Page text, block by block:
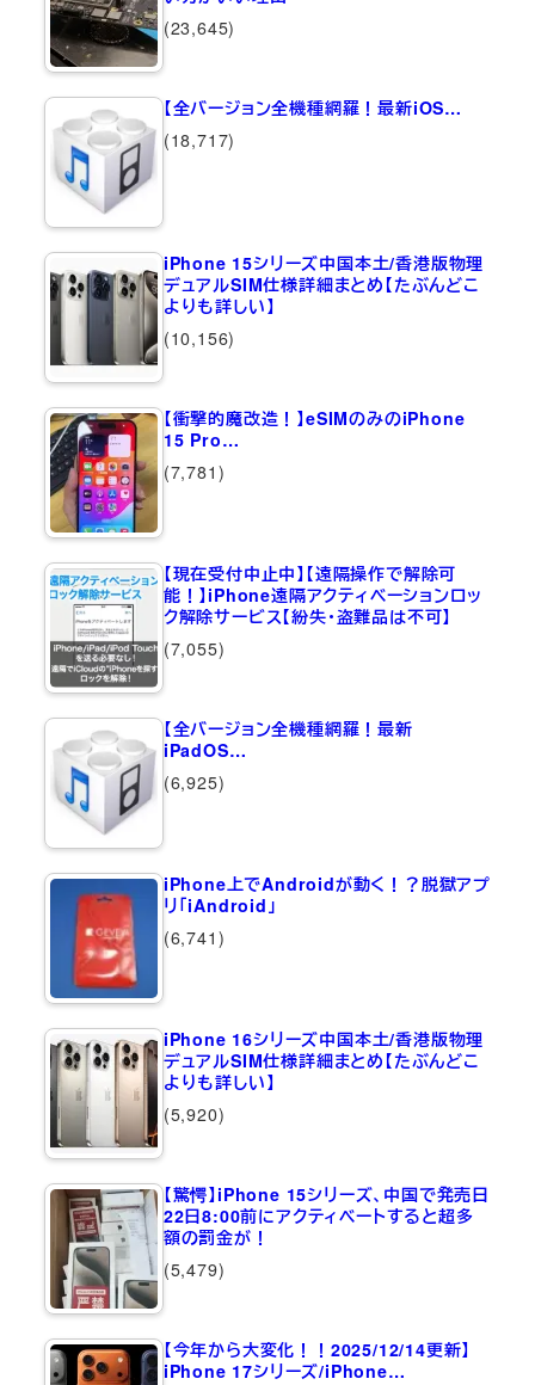
(23,645)
【全バージョン全機種網羅！最新iOS…
(18,717)
iPhone 15シリーズ中国本土/香港版物理
デュアルSIM仕様詳細まとめ【たぶんどこ
よりも詳しい】
(10,156)
【衝撃的魔改造！】eSIMのみのiPhone
15 Pro…
(7,781)
【現在受付中止中】【遠隔操作で解除可
能！】iPhone遠隔アクティベーションロッ
ク解除サービス【紛失・盗難品は不可】
(7,055)
【全バージョン全機種網羅！最新
iPadOS…
(6,925)
iPhone上でAndroidが動く！？脱獄アプ
リ「iAndroid」
(6,741)
iPhone 16シリーズ中国本土/香港版物理
デュアルSIM仕様詳細まとめ【たぶんどこ
よりも詳しい】
(5,920)
【驚愕】iPhone 15シリーズ、中国で発売日
22日8:00前にアクティベートすると超多
額の罰金が！
(5,479)
【今年から大変化！！2025/12/14更新】
iPhone 17シリーズ/iPhone…